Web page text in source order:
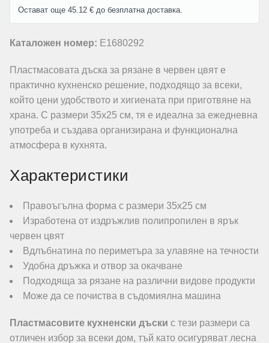
Остават още 45.12 € до безплатна доставка.
Каталожен номер: E1680292
Пластмасовата дъска за рязане в червен цвят е
практично кухненско решение, подходящо за всеки,
който цени удобството и хигиената при приготвяне на
храна. С размери 35х25 см, тя е идеална за ежедневна
употреба и създава организирана и функционална
атмосфера в кухнята.
Характеристики
Правоъгълна форма с размери 35х25 см
Изработена от издръжлив полипропилен в ярък
червен цвят
Вдлъбнатина по периметъра за улавяне на течности
Удобна дръжка и отвор за окачване
Подходяща за рязане на различни видове продукти
Може да се почиства в съдомиялна машина
Пластмасовите кухненски дъски с тези размери са
отличен избор за всеки дом, тъй като осигуряват лесна